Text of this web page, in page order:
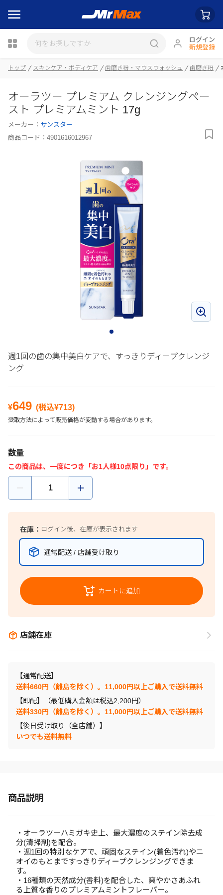
ログイン
新規登録
瓶詰
トップ スキンケア・ボディケア 歯磨き粉・マウスウォッシュ 歯磨き粉
オーラツー プレミアム クレンジングペー
スト プレミアムミント 17g
メーカー： サンスター
商品コード： 4901616012967
週1回の歯の集中美白ケアで、すっきりディープクレンジ
ング
¥649 (税込¥713)
受取方法によって販売価格が変動する場合があります。
数量
この商品は、一度につき「お1人様10点限り」です。
在庫： ログイン後、在庫が表示されます
通常配送 / 店舗受け取り
カートに追加
店舗在庫
【通常配送】
送料660円（離島を除く）。11,000円以上ご購入で送料無料
【即配】（最低購入金額は税込2,200円）
送料330円（離島を除く）。11,000円以上ご購入で送料無料
【後日受け取り（全店舗）】
いつでも送料無料
商品説明
・オーラツーハミガキ史上、最大濃度のステイン除去成
分(清掃剤)を配合。
・週1回の特別なケアで、頑固なステイン(着色汚れ)やニ
オイのもとまですっきりディープクレンジングできま
す。
・16種類の天然成分(香料)を配合した、爽やかさあふれ
る上質な香りのプレミアムミントフレーバー。